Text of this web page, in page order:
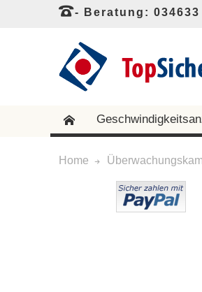
- Beratung: 034633
Home